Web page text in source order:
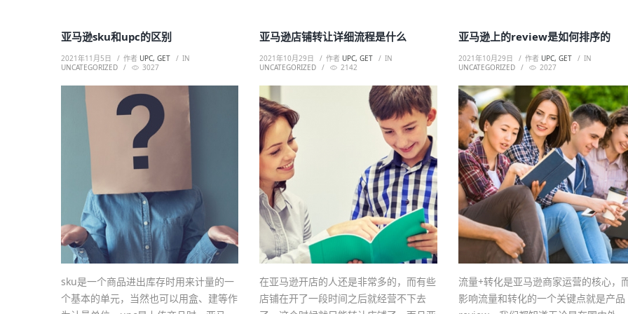
亚马逊sku和upc的区别
2021年11月5日 作者 UPC, GET
IN
UNCATEGORIZED
3027
sku是一个商品进出库存时用来计量的一
个基本的单元，当然也可以用盒、建等作
亚马逊店铺转让详细流程是什么
2021年10月29日 作者 UPC, GET
IN
UNCATEGORIZED
2142
在亚马逊开店的人还是非常多的，而有些
店铺在开了一段时间之后就经营不下去
亚马逊上的review是如何排序的
2021年10月29日 作者 UPC, GET
IN
UNCATEGORIZED
2027
流量+转化是亚马逊商家运营的核心，
影响流量和转化的一个关键点就是产品